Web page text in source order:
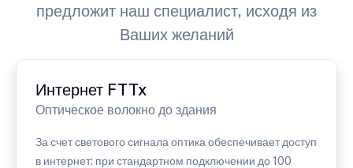
предложит наш специалист, исходя из
Ваших желаний
Интернет FTTx
Оптическое волокно до здания
За счет светового сигнала оптика обеспечивает доступ
в интернет: при стандартном подключении до 100